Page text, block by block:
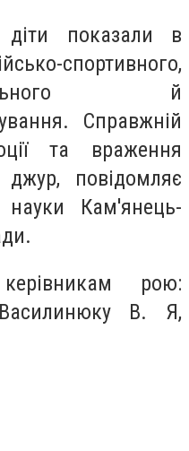
діти показали в
спортивного,
й
Справжній
та враження
повідомляє
науки Кам'янець-
рою:
В. Я,